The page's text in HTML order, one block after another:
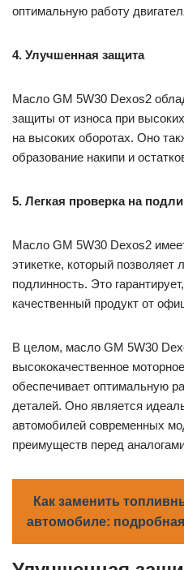
оптимальную работу
4. Улучшенная защита
Масло GM 5W30 Dexos2
защиты от износа при
на высоких оборотах. Оно
образование накипи и
5. Легкая проверка на
Масло GM 5W30 Dexos2
этикетке, который позволяет
подлинность. Это
качественный продукт от
В целом, масло GM 5W30
высококачественное
обеспечивает оптимальную
деталей. Оно является
автомобилей современных
преимуществ перед
Как заменить
автомобиле: